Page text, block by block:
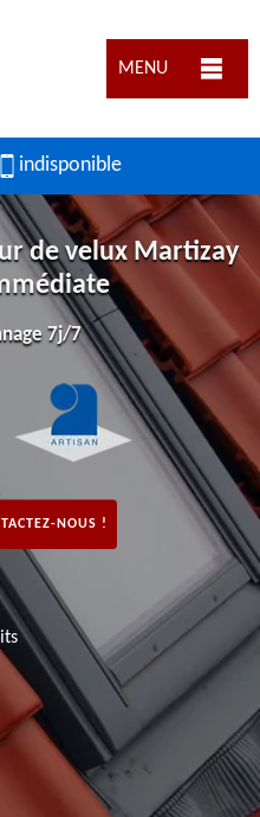
MENU
indisponible
de velux Martizay
7j/7
NOUS !